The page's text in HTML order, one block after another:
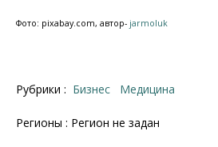
Фото: pixabay.com, автор- jarmoluk
Рубрики : Бизнес Медицина
Регионы : Регион не задан